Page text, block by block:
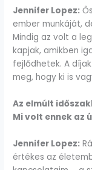
Jennifer Lopez:
ember munkáját,
Mindig az volt a
kapjak, amikben
fejlődhetek. A
meg, hogy ki is
Az elmúlt
Mi volt ennek az
Jennifer Lopez:
értékes az